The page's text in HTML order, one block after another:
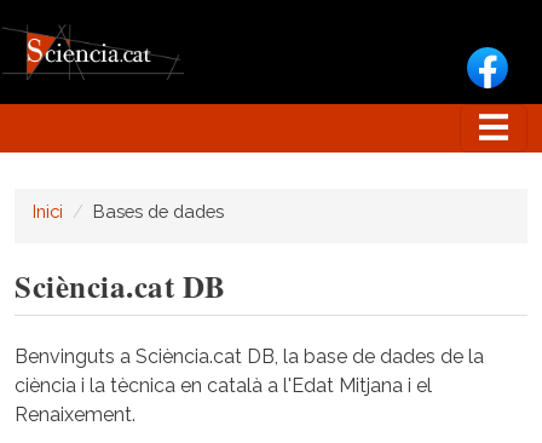
Inici Bases de dades
Sciència.cat DB
Benvinguts a Sciència.cat DB, la base de dades de la
ciència i la tècnica en català a l'Edat Mitjana i el
Renaixement.